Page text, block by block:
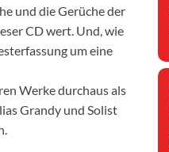
und die Gerüche der
CD wert. Und, wie
um eine
Werke durchaus als
Grandy und Solist